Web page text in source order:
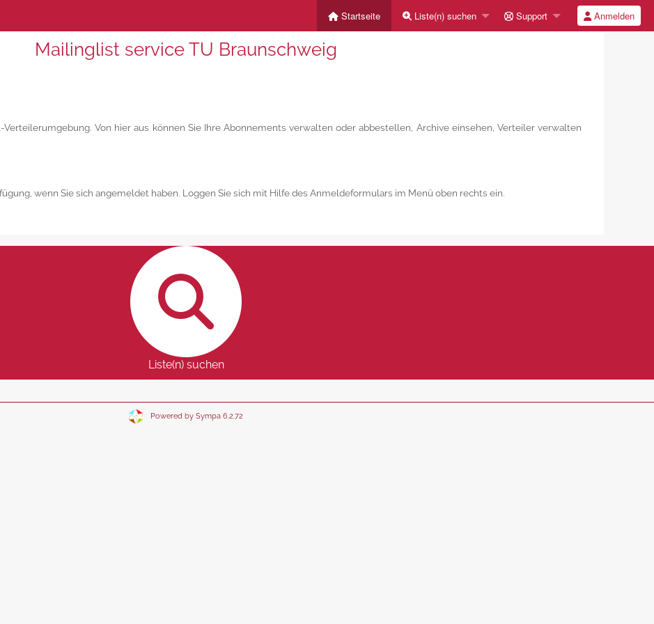
Startseite Liste(n) suchen Support Anmelden
Mailinglist service TU Braunschweig
Von hier aus können Sie Ihre Abonnements verwalten oder abbestellen, Archive einsehen, Verteiler verwalten
wenn Sie sich angemeldet haben. Loggen Sie sich mit Hilfe des Anmeldeformulars im Menü oben rechts ein.
Liste(n) suchen
Powered by Sympa 6.2.72